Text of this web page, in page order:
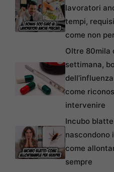
lavoratori
tempi,
come non
Oltre 80mila
settimana,
come
intervenire
Incubo
nascondono
come
sempre